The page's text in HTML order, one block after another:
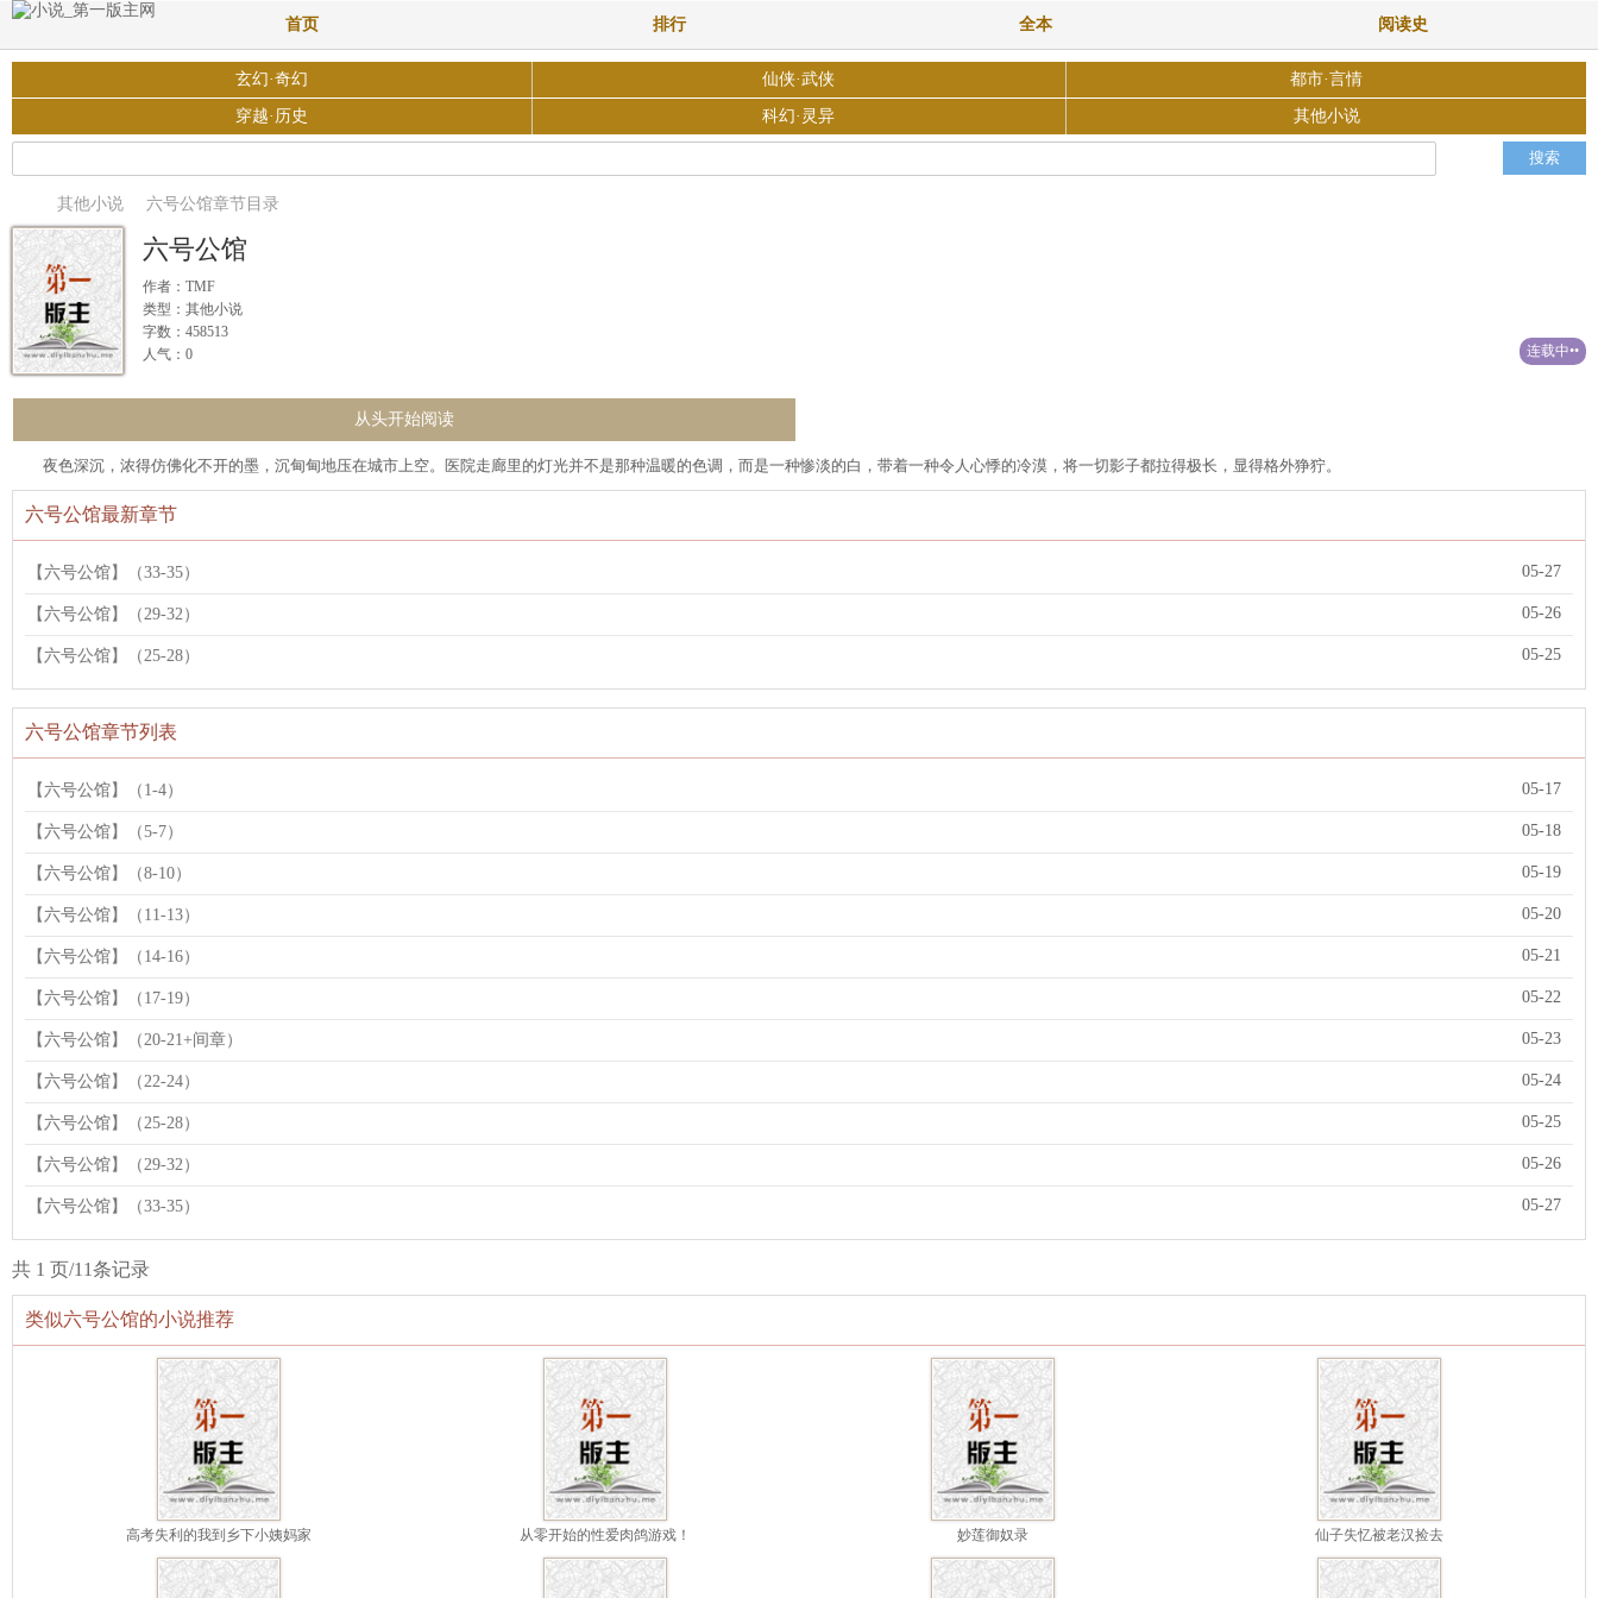
首页 排行 全本 阅读史
玄幻·奇幻 仙侠·武侠 都市·言情
穿越·历史 科幻·灵异 其他小说
其他小说 六号公馆章节目录
六号公馆
作者：TMF
类型：其他小说
字数：458513
人气：0
连载中••
从头开始阅读
夜色深沉，浓得仿佛化不开的墨，沉甸甸地压在城市上空。医院走廊里的灯光并不是那种温暖的色调，而是一种惨淡的白，带着一种令人心悸的冷漠，将一切影子都拉得极长，显得格外狰狞。
六号公馆最新章节
【六号公馆】（33-35） 05-27
【六号公馆】（29-32） 05-26
【六号公馆】（25-28） 05-25
六号公馆章节列表
【六号公馆】（1-4） 05-17
【六号公馆】（5-7） 05-18
【六号公馆】（8-10） 05-19
【六号公馆】（11-13） 05-20
【六号公馆】（14-16） 05-21
【六号公馆】（17-19） 05-22
【六号公馆】（20-21+间章） 05-23
【六号公馆】（22-24） 05-24
【六号公馆】（25-28） 05-25
【六号公馆】（29-32） 05-26
【六号公馆】（33-35） 05-27
共 1 页/11条记录
类似六号公馆的小说推荐
高考失利的我到乡下小姨妈家 从零开始的性爱肉鸽游戏！ 妙莲御奴录 仙子失忆被老汉捡去